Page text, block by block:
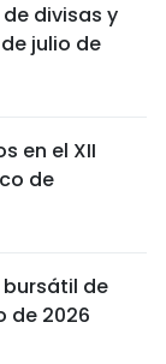
divisas y
julio de
en el XII
de
de
de 2026